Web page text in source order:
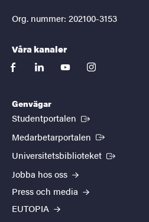
Org. nummer: 202100-3153
Våra kanaler
facebooklinkedinyoutubeinstagram
Genvägar
Studentportalen (Extern länk)
Medarbetarportalen (Extern länk)
Universitetsbiblioteket (Extern länk)
Jobba hos oss
Press och media
EUTOPIA